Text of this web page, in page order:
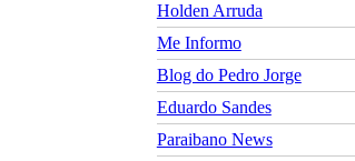
Holden Arruda
Me Informo
Blog do Pedro Jorge
Eduardo Sandes
Paraibano News